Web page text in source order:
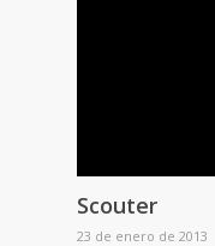
Scouter
23 de enero de 2013